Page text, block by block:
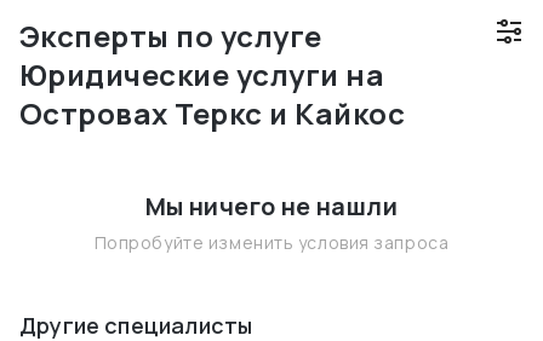
Эксперты по услуге
Юридические услуги на
Островах Теркс и Кайкос
Мы ничего не нашли
Попробуйте изменить условия запроса
Другие специалисты